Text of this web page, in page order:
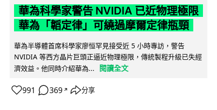
華為科學家警告 NVIDIA 已近物理極限
華為「韜定律」可繞過摩爾定律瓶頸
華為半導體首席科學家廖恒罕見接受近 5 小時專訪，警告
NVIDIA 等西方晶片巨頭正逼近物理極限，傳統製程升級已失經
濟效益。他同時介紹華為...
閱讀全文
991 369 ↗ 分享